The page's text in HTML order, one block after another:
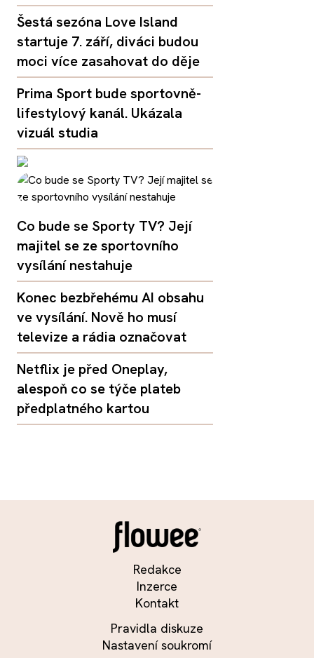
Šestá sezóna Love Island
startuje 7. září, diváci budou
moci více zasahovat do děje
Prima Sport bude sportovně-
lifestylový kanál. Ukázala
vizuál studia
Co bude se Sporty TV? Její
majitel se ze sportovního
vysílání nestahuje
Konec bezbřehému AI obsahu
ve vysílání. Nově ho musí
televize a rádia označovat
Netflix je před Oneplay,
alespoň co se týče plateb
předplatného kartou
Redakce
Inzerce
Kontakt
Pravidla diskuze
Nastavení soukromí